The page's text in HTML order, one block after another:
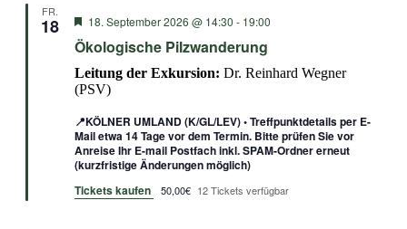
FR.
18 Empfohlen
18. September 2026 @ 14:30 - 19:00
Ökologische Pilzwanderung
Leitung der Exkursion: Dr. Reinhard Wegner
(PSV)
📍KÖLNER UMLAND (K/GL/LEV) • Treffpunktdetails per E-
Mail etwa 14 Tage vor dem Termin. Bitte prüfen Sie vor
Anreise Ihr E-mail Postfach inkl. SPAM-Ordner erneut
(kurzfristige Änderungen möglich)
Tickets kaufen
50,00€ 12 Tickets verfügbar